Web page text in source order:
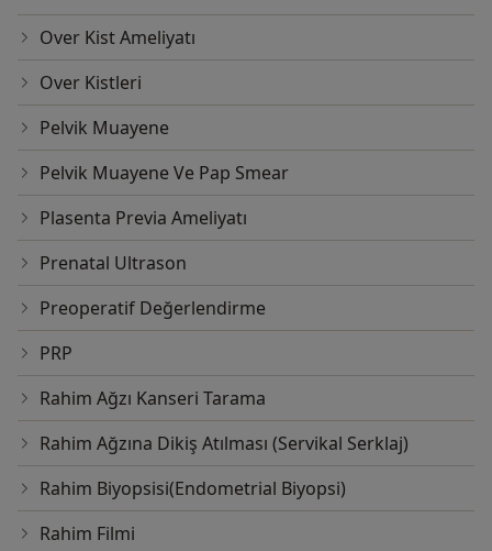
Over Kist Ameliyatı
Over Kistleri
Pelvik Muayene
Pelvik Muayene Ve Pap Smear
Plasenta Previa Ameliyatı
Prenatal Ultrason
Preoperatif Değerlendirme
PRP
Rahim Ağzı Kanseri Tarama
Rahim Ağzına Dikiş Atılması (Servikal Serklaj)
Rahim Biyopsisi(Endometrial Biyopsi)
Rahim Filmi